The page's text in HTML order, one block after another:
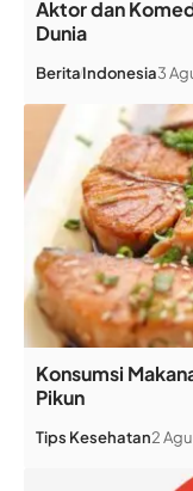
Aktor dan
Dunia
BeritaIndonesia3
Konsumsi
Pikun
Tips Kesehatan2